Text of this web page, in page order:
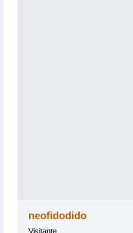
neofidodido
Visitante